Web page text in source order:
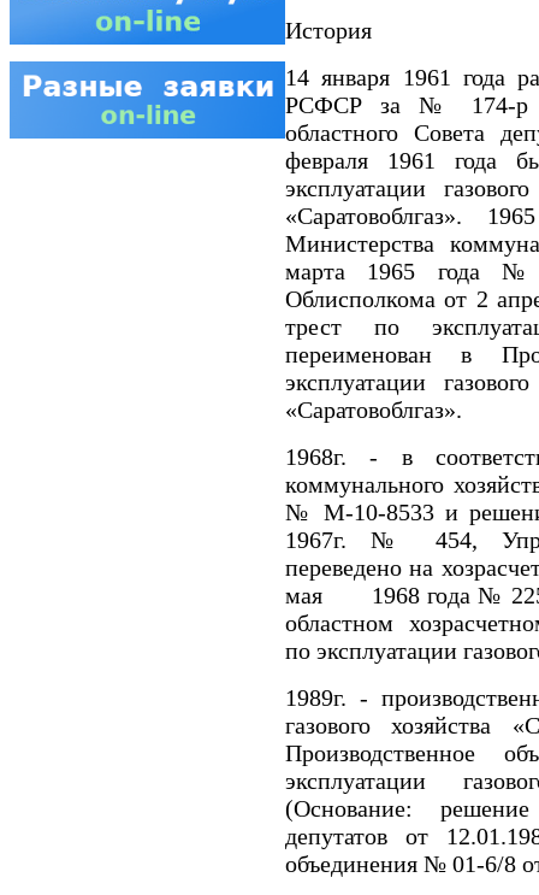
История
14 января 1961 года
РСФСР за № 174-р и
областного Совета
февраля 1961 года
эксплуатации
«Саратовоблгаз».
Министерства
марта 1965 года №
Облисполкома от 2
трест по
переименован в
эксплуатации
«Саратовоблгаз».
1968г. - в
коммунального
№ М-10-8533 и
1967г. № 454,
переведено на
мая 1968 года № 225
областном
по эксплуатации
1989г. -
газового хозяйства
Производственное
эксплуатации
(Основание:
депутатов от
объединения № 01-6/8